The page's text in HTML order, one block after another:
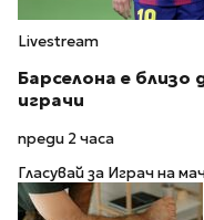
Livestream
Барселона е близо
играчи
преди 2 часа
Гласувай за Играч на